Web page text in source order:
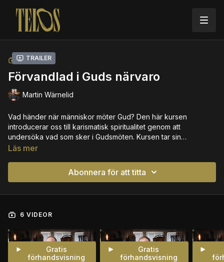
Trailer
SAMLING
Förvandlad i Guds närvaro
Martin Wärnelid
Vad händer när människor möter Gud? Den här kursen
introducerar oss till karismatisk spiritualitet genom att
undersöka vad som sker i Gudsmöten. Kursen tar sin
utgångspunkt i intervjuer om gudsmöten med karismatiska
Läs mer
Abonnera för att titta
6 VIDEOR
Gratis
förhandsvisning
Gratis
förhandsvisning